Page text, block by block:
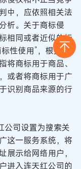
中，应依照相关法
析。关于商标侵
相同或者近似的标
性使用”，根据商
将商标用于商品、
或者将商标用于广
识别商品来源的行
司设置为搜索关
这一服务系统，将
展示给网络用户，
进入连天红公司的